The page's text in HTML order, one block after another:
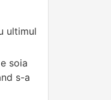
ultimul
soia
s-a